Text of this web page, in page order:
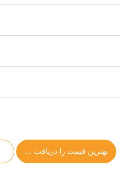
بهترین قیمت را دریافت کنید